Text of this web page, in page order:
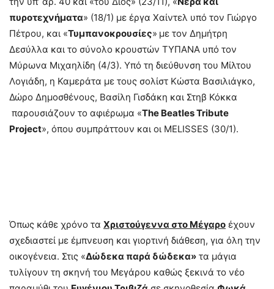
πυροτεχνήματα» (18/1) με έργα Χαίντελ υπό τον Γιώργο
Πέτρου, και «Τυμπανοκρουσίες» με τον Δημήτρη
Δεσύλλα και το σύνολο κρουστών ΤΥΠΑΝΑ υπό τον
Μύρωνα Μιχαηλίδη (4/3). Υπό τη διεύθυνση του Μίλτου
Λογιάδη, η Καμεράτα με τους σολίστ Κώστα Βασιλιάγκο,
Δώρο Δημοσθένους, Βασίλη Γισδάκη και Στηβ Κόκκα
παρουσιάζουν το αφιέρωμα «The BeatlesTribute
Project», όπου συμπράττουν και οι MELISSES (30/1).
Όπως κάθε χρόνο τα Χριστούγεννα στο Μέγαρο έχουν
σχεδιαστεί με έμπνευση και γιορτινή διάθεση, για όλη την
οικογένεια. Στις «Δώδεκα παρά δώδεκα» τα μάγια
τυλίγουν τη σκηνή του Μεγάρου καθώς ξεκινά το νέο